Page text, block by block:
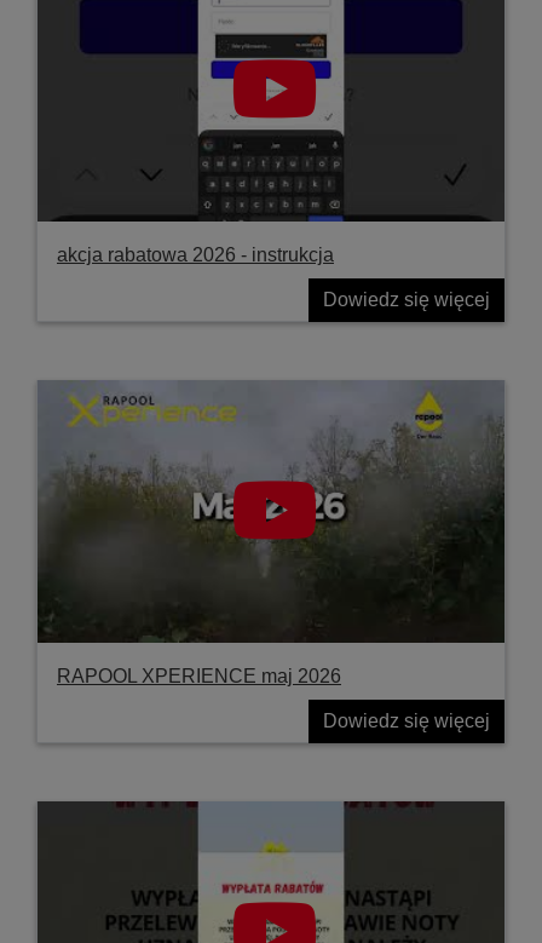
akcja rabatowa 2026 - instrukcja
Dowiedz się więcej
RAPOOL XPERIENCE maj 2026
Dowiedz się więcej